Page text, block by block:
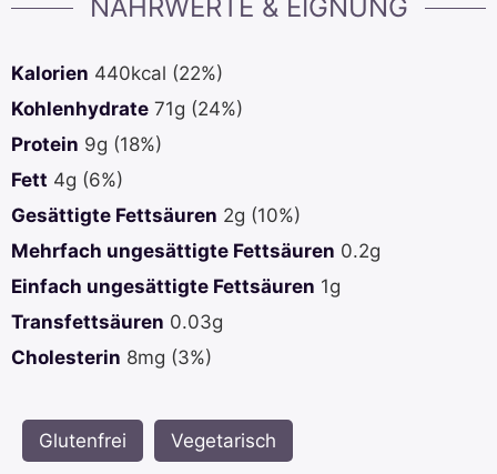
NÄHRWERTE & EIGNUNG
Kalorien 440kcal (22%)
Kohlenhydrate 71g (24%)
Protein 9g (18%)
Fett 4g (6%)
Gesättigte Fettsäuren 2g (10%)
Mehrfach ungesättigte Fettsäuren 0.2g
Einfach ungesättigte Fettsäuren 1g
Transfettsäuren 0.03g
Cholesterin 8mg (3%)
Glutenfrei Vegetarisch